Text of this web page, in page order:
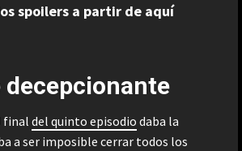
spoilers a partir de aquí
decepcionante
final del quinto episodio daba la
a ser imposible cerrar todos los